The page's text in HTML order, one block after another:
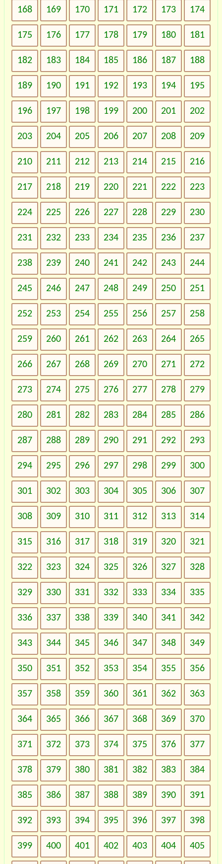
168 169 170 171 172 173 174
175 176 177 178 179 180 181
182 183 184 185 186 187 188
189 190 191 192 193 194 195
196 197 198 199 200 201 202
203 204 205 206 207 208 209
210 211 212 213 214 215 216
217 218 219 220 221 222 223
224 225 226 227 228 229 230
231 232 233 234 235 236 237
238 239 240 241 242 243 244
245 246 247 248 249 250 251
252 253 254 255 256 257 258
259 260 261 262 263 264 265
266 267 268 269 270 271 272
273 274 275 276 277 278 279
280 281 282 283 284 285 286
287 288 289 290 291 292 293
294 295 296 297 298 299 300
301 302 303 304 305 306 307
308 309 310 311 312 313 314
315 316 317 318 319 320 321
322 323 324 325 326 327 328
329 330 331 332 333 334 335
336 337 338 339 340 341 342
343 344 345 346 347 348 349
350 351 352 353 354 355 356
357 358 359 360 361 362 363
364 365 366 367 368 369 370
371 372 373 374 375 376 377
378 379 380 381 382 383 384
385 386 387 388 389 390 391
392 393 394 395 396 397 398
399 400 401 402 403 404 405